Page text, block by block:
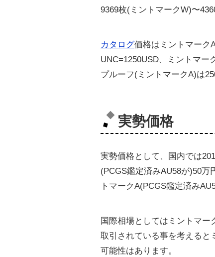
9369枚(ミントマークW)〜
カタログ価格はミントマーク
UNC=1250USD、ミントマー
プルーフ(ミントマークA)は
実勢価格
実勢価格として、国内では
(PCGS鑑定済みAU58が)50万
トマークA(PCGS鑑定済み
国際相場としてはミントマー
取引されている事を考えると
可能性はあります。